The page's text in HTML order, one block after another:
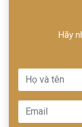
Hãy